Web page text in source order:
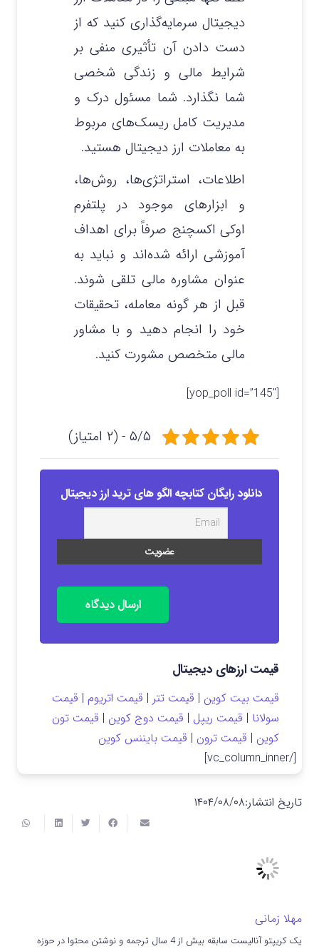
دیجیتال سرمایه‌گذاری کنید که از
دست دادن آن تأثیری منفی بر
شرایط مالی و زندگی شخصی
شما نگذارد. شما مسئول درک و
مدیریت کامل ریسک‌های مربوط
به معاملات ارز دیجیتال هستید.
اطلاعات، استراتژی‌ها، روش‌ها،
و ابزارهای موجود در پلتفرم
اوکی اکسچنج صرفاً برای اهداف
آموزشی ارائه شده‌اند و نباید به
عنوان مشاوره مالی تلقی شوند.
قبل از هر گونه معامله، تحقیقات
خود را انجام دهید و با مشاور
مالی متخصص مشورت کنید.
[yop_poll id=”145″]
۵/۵ - (۲ امتیاز)
دانلود رایگان کتابچه الگو های ترید ارز دیجیتال
ارسال دیدگاه
قیمت ارزهای دیجیتال
قیمت بیت کوین | قیمت تتر | قیمت اتریوم | قیمت
سولانا | قیمت ریپل | قیمت دوج کوین | قیمت تون
کوین | قیمت ترون | قیمت بایننس کوین
[/vc_column_inner]
تاریخ انتشار:۱۴۰۴/۰۸/۰۸
مهلا زمانی
یک کریپتو آنالیست سابقه بیش از 4 سال ترجمه و نوشتن محتوا در حوزه